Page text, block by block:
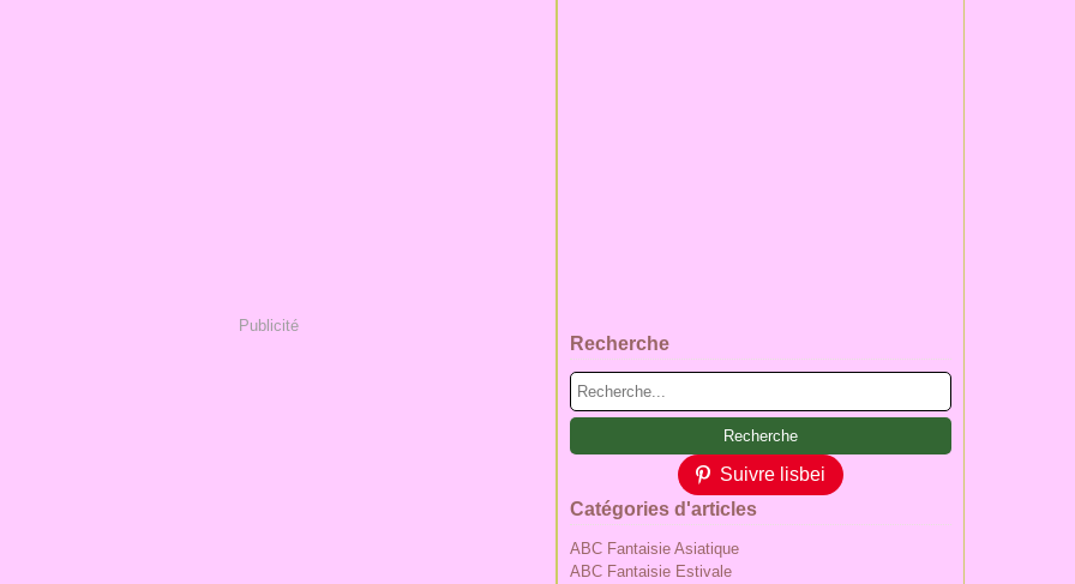
Publicité
Recherche
Suivre lisbei
Catégories d'articles
ABC Fantaisie Asiatique
ABC Fantaisie Estivale